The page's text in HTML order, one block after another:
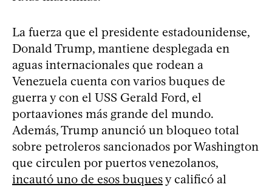
La fuerza que el presidente estadounidense,
Donald Trump, mantiene desplegada en
aguas internacionales que rodean a
Venezuela cuenta con varios buques de
guerra y con el USS Gerald Ford, el
portaaviones más grande del mundo.
Además, Trump anunció un bloqueo total
sobre petroleros sancionados por Washington
que circulen por puertos venezolanos,
incautó uno de esos buquesy calificó al